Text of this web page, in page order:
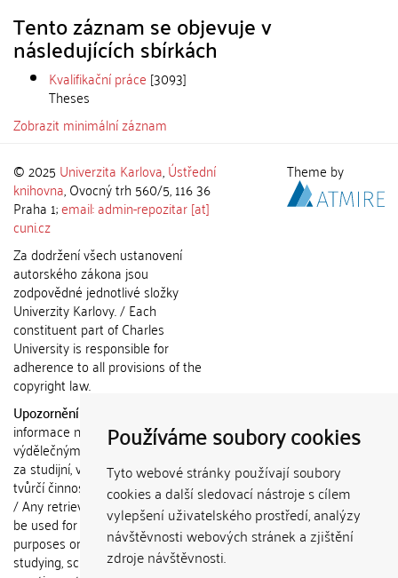
Používáme soubory cookies
Tyto webové stránky používají soubory
cookies a další sledovací nástroje s cílem
vylepšení uživatelského prostředí, analýzy
návštěvnosti webových stránek a zjištění
zdroje návštěvnosti.
Tento záznam se objevuje v
následujících sbírkách
Kvalifikační práce [3093]
Theses
Zobrazit minimální záznam
© 2025 Univerzita Karlova,Ústřední
knihovna, Ovocný trh 560/5, 116 36
Praha 1;email: admin-repozitar [at]
cuni.cz
Za dodržení všech ustanovení
autorského zákona jsou
zodpovědné jednotlivé složky
Univerzity Karlovy. / Each
constituent part of Charles
University is responsible for
adherence to all provisions of the
copyright law.
Upozornění / Notice:
informace nemohou být použity k
výdělečným účelům nebo vydávány
za studijní, vědeckou nebo jinou
tvůrčí činnost jiné osoby než autora.
/ Any retrieved information shall not
be used for any commercial
purposes or claimed as results of
studying, scientific or any other
Theme by